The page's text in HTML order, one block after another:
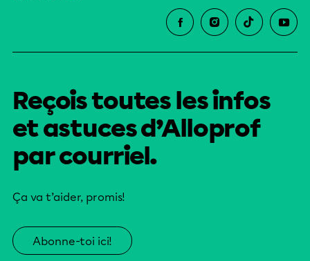
Reçois toutes les infos
et astuces d’Alloprof
par courriel.
Ça va t’aider, promis!
Abonne-toi ici!